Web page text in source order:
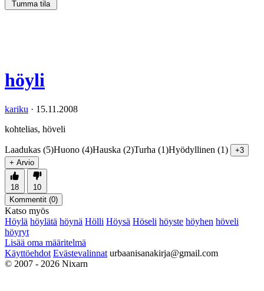
Tumma tila
höyli
kariku · 15.11.2008
kohtelias, höveli
Laadukas (5)Huono (4)Hauska (2)Turha (1)Hyödyllinen (1)
+3
+ Arvio
18
10
Kommentit (0)
Katso myös
Höylä höylätä höynä Hölli Höysä Höseli höyste höyhen höveli
höyryt
Lisää oma määritelmä
Käyttöehdot Evästevalinnat urbaanisanakirja@gmail.com
© 2007 - 2026 Nixarn